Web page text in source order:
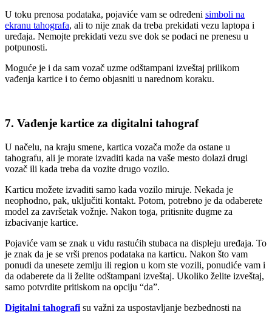
U toku prenosa podataka, pojaviće vam se određeni simboli na
ekranu tahografa, ali to nije znak da treba prekidati vezu laptopa i
uređaja. Nemojte prekidati vezu sve dok se podaci ne prenesu u
potpunosti.
Moguće je i da sam vozač uzme odštampani izveštaj prilikom
vađenja kartice i to ćemo objasniti u narednom koraku.
7. Vađenje kartice za digitalni tahograf
U načelu, na kraju smene, kartica vozača može da ostane u
tahografu, ali je morate izvaditi kada na vaše mesto dolazi drugi
vozač ili kada treba da vozite drugo vozilo.
Karticu možete izvaditi samo kada vozilo miruje. Nekada je
neophodno, pak, uključiti kontakt. Potom, potrebno je da odaberete
model za završetak vožnje. Nakon toga, pritisnite dugme za
izbacivanje kartice.
Pojaviće vam se znak u vidu rastućih stubaca na displeju uređaja. To
je znak da je se vrši prenos podataka na karticu. Nakon što vam
ponudi da unesete zemlju ili region u kom ste vozili, ponudiće vam i
da odaberete da li želite odštampani izveštaj. Ukoliko želite izveštaj,
samo potvrdite pritiskom na opciju “da”.
Digitalni tahografi su važni za uspostavljanje bezbednosti na